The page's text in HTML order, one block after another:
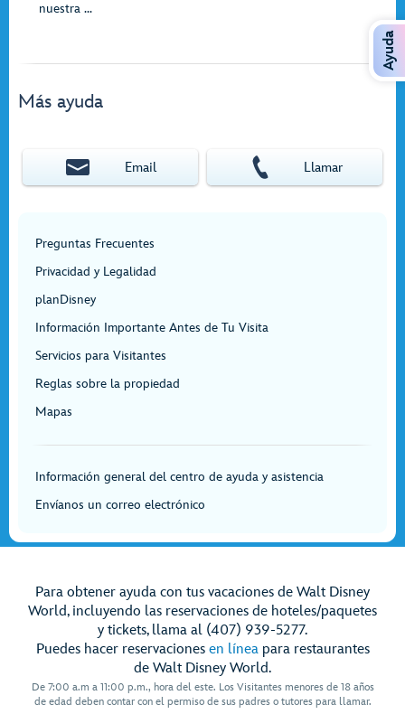
nuestra ...
Más ayuda
Email Llamar
Preguntas Frecuentes
Privacidad y Legalidad
planDisney
Información Importante Antes de Tu Visita
Servicios para Visitantes
Reglas sobre la propiedad
Mapas
Información general del centro de ayuda y asistencia
Envíanos un correo electrónico
Para obtener ayuda con tus vacaciones de Walt Disney
World, incluyendo las reservaciones de hoteles/paquetes
y tickets, llama al (407) 939-5277.
Puedes hacer reservaciones en líneapara restaurantes
de Walt Disney World.
De 7:00 a.m a 11:00 p.m., hora del este. Los Visitantes menores de 18 años
de edad deben contar con el permiso de sus padres o tutores para llamar.
Ayuda